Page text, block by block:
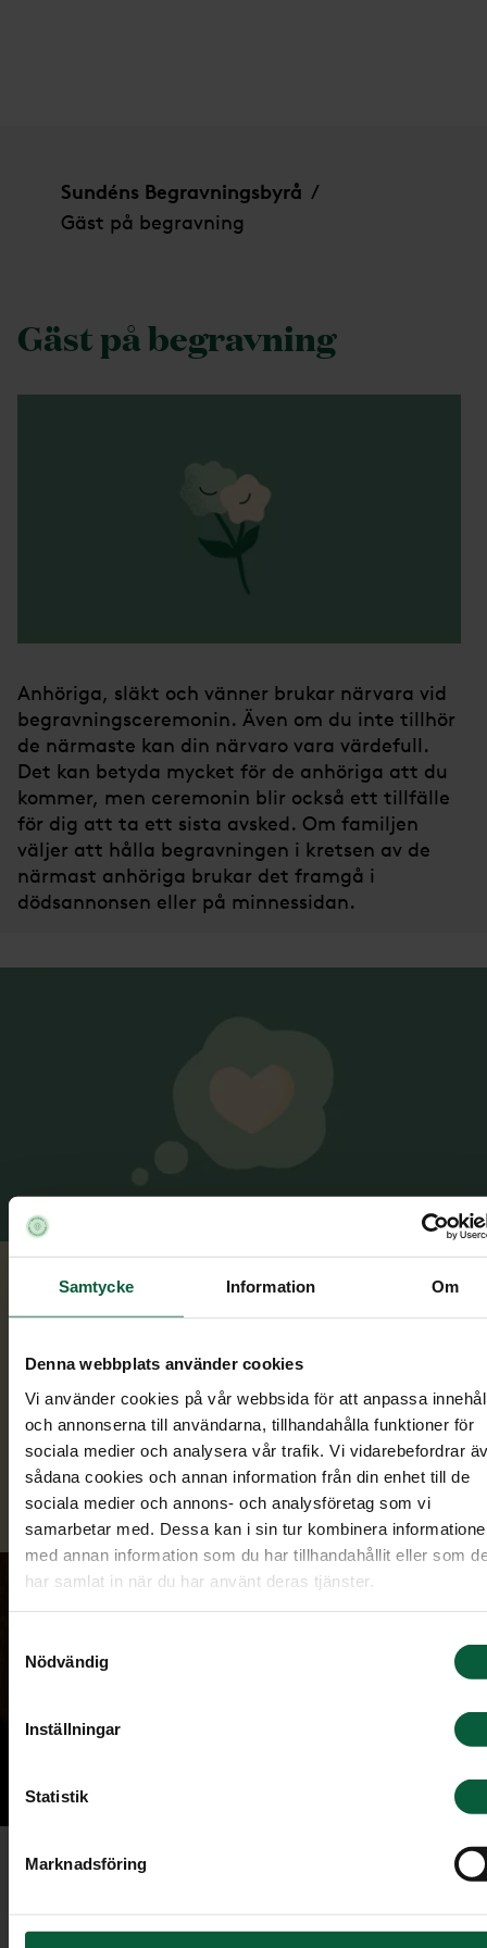
Samtycke Information Om
Denna webbplats använder cookies
Vi använder cookies på vår webbsida för att anpassa
och annonserna till användarna, tillhandahålla funktioner för
sociala medier och analysera vår trafik. Vi vidarebefordrar
sådana cookies och annan information från din enhet till de
sociala medier och annons- och analysföretag som vi
samarbetar med. Dessa kan i sin tur kombinera
med annan information som du har tillhandahållit eller som
har samlat in när du har använt deras tjänster.
Nödvändig
Inställningar
Statistik
Marknadsföring
Sundéns Begravningsbyrå /
Gäst på begravning
Gäst på begravning
Anhöriga, släkt och vänner brukar närvara vid
begravningsceremonin. Även om du inte tillhör
de närmaste kan din närvaro vara värdefull.
Det kan betyda mycket för de anhöriga att du
kommer, men ceremonin blir också ett tillfälle
för dig att ta ett sista avsked. Om familjen
väljer att hålla begravningen i kretsen av de
närmast anhöriga brukar det framgå i
dödsannonsen eller på minnessidan.
Våraminnessidor
Om du ska gå på begravning och/eller medverka
en minnesstund kan du hitta aktuell information
om begravningen samt minnesstunden på våra
minnessidor. Där kan du också beställa blommor
och ge minnesgåva.
Minnesarmband